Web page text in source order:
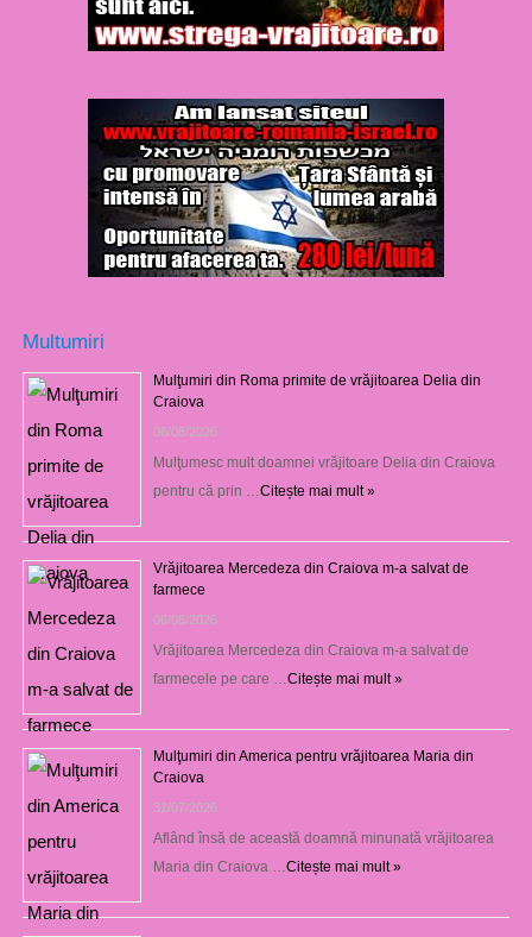
Multumiri
Mulţumiri din Roma primite de vrăjitoarea Delia din
Craiova
06/08/2026
Mulţumesc mult doamnei vrăjitoare Delia din Craiova
pentru că prin … Citește mai mult »
Vrăjitoarea Mercedeza din Craiova m-a salvat de
farmece
06/08/2026
Vrăjitoarea Mercedeza din Craiova m-a salvat de
farmecele pe care … Citește mai mult »
Mulţumiri din America pentru vrăjitoarea Maria din
Craiova
31/07/2026
Aflând însă de această doamnă minunată vrăjitoarea
Maria din Craiova … Citește mai mult »